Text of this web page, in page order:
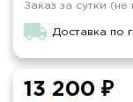
Заказ за сутки (не
Доставка по
13 200 ₽